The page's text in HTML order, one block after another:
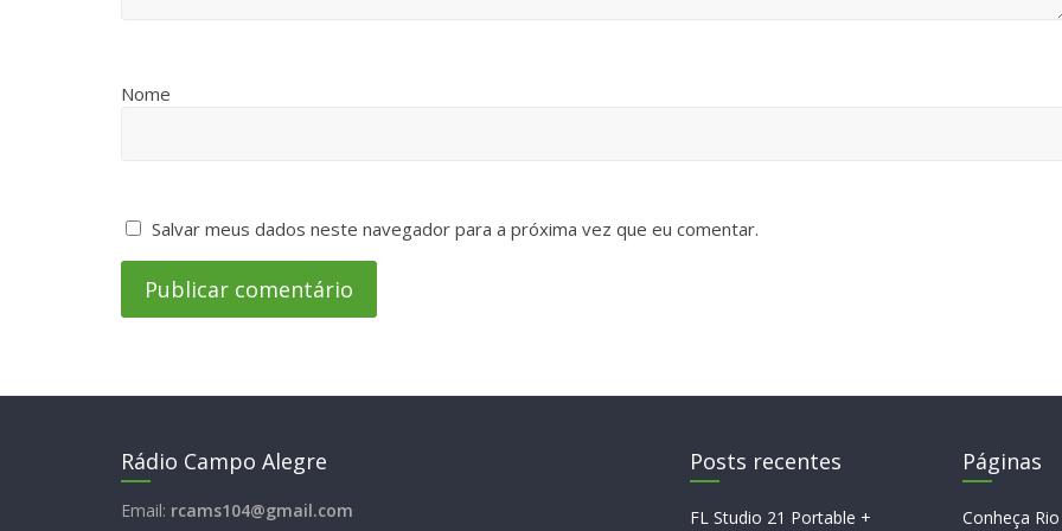
Nome
Salvar meus dados neste navegador para a próxima vez que eu comentar.
Rádio Campo Alegre
Email: rcams104@gmail.com
Posts recentes
FL Studio 21 Portable +
Páginas
Conheça